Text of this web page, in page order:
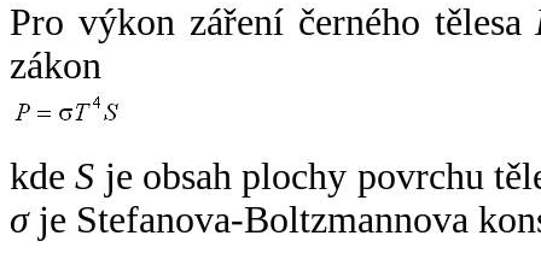
Pro výkon záření černého tělesa
zákon
kdeS je obsah plochy povrchu
σje Stefanova-Boltzmannova